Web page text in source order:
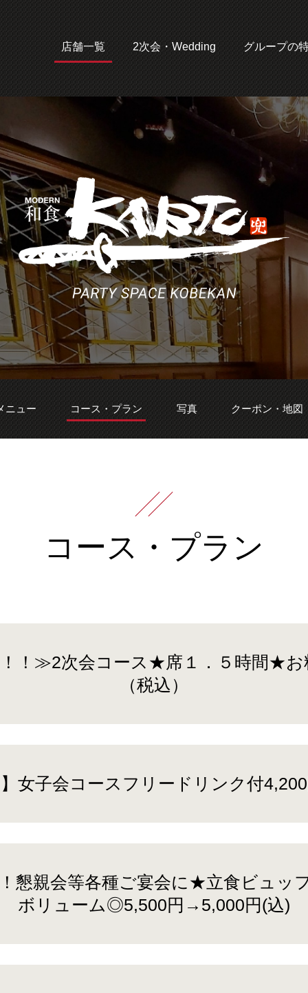
店舗一覧 2次会・Wedding グループの
ニュー コース・プラン 写真 クーポン・地図
コース・プラン
！≫2次会コース★席１．５時間★お
（税込）
女子会コースフリードリンク付4,200
懇親会等各種ご宴会に★立食ビュ
ボリューム◎5,500円→5,000円(込)